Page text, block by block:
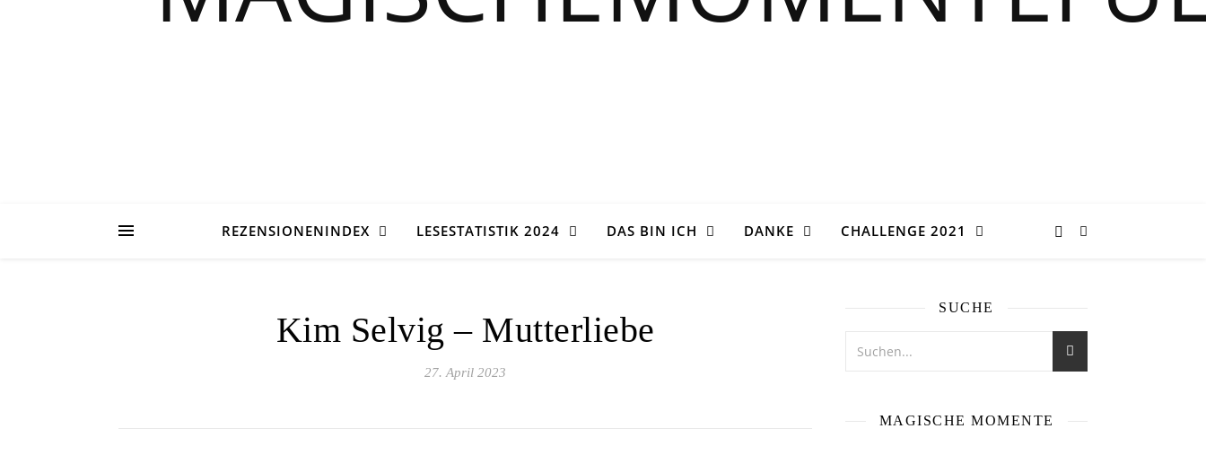
REZENSIONENINDEX LESESTATISTIK 2024 DAS BIN ICH DANKE CHALLENGE 2021
Kim Selvig – Mutterliebe
27. April 2023
SUCHE
MAGISCHE MOMENTE